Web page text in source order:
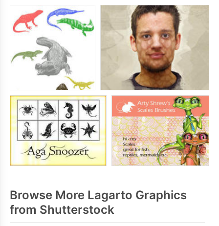
Browse More Lagarto Graphics
from Shutterstock